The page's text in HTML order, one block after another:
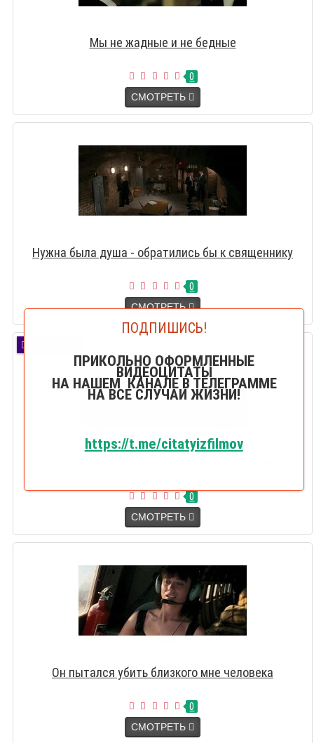
Мы не жадные и не бедные
0
СМОТРЕТЬ
Нужна была душа - обратились бы к священнику
0
СМОТРЕТЬ
0
СМОТРЕТЬ
Он пытался убить близкого мне человека
0
СМОТРЕТЬ
ПОДПИШИСЬ!
ПРИКОЛЬНО ОФОРМЛЕННЫЕ
ВИДЕОЦИТАТЫ
НА НАШЕМ КАНАЛЕ В ТЕЛЕГРАММЕ
НА ВСЕ СЛУЧАИ ЖИЗНИ!
https://t.me/citatyizfilmov